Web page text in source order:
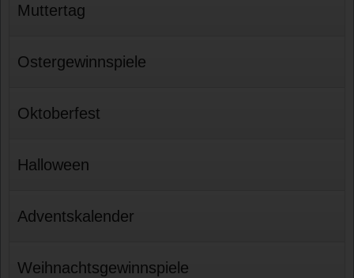
Muttertag
Ostergewinnspiele
Oktoberfest
Halloween
Adventskalender
Weihnachtsgewinnspiele